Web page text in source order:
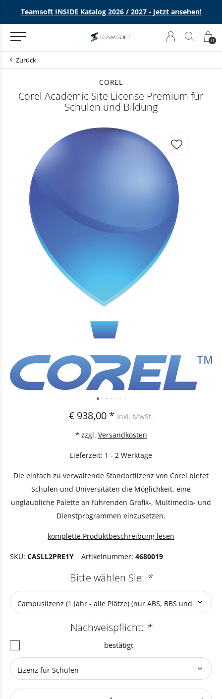
0
Teamsoft INSIDE Katalog 2026 / 2027 - Jetzt ansehen!
Zurück
COREL
Corel Academic Site License Premium für
Schulen und Bildung
€ 938,00 * Inkl. MwSt.
* zzgl. Versandkosten
Lieferzeit: 1 - 2 Werktage
Die einfach zu verwaltende Standortlizenz von Corel bietet
Schulen und Universitäten die Möglichkeit, eine
unglaubliche Palette an führenden Grafik-, Multimedia- und
Dienstprogrammen einzusetzen.
komplette Produktbeschreibung lesen
SKU: CASLL2PRE1Y Artikelnummer: 4680019
Bitte wählen Sie: *
Nachweispflicht: *
bestätigt